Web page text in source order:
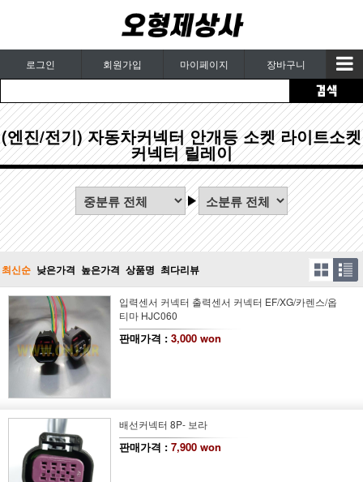
로그인 회원가입 마이페이지 장바구니
(엔진/전기) 자동차커넥터 안개등 소켓 라이트소켓
커넥터 릴레이
최신순 낮은가격 높은가격 상품명 최다리뷰
입력센서 커넥터 출력센서 커넥터 EF/XG/카렌스/옵
티마 HJC060
판매가격 : 3,000 won
배선커넥터 8P- 보라
판매가격 : 7,900 won